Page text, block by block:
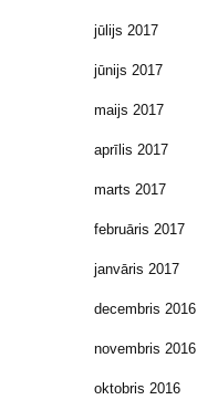
jūlijs 2017
jūnijs 2017
maijs 2017
aprīlis 2017
marts 2017
februāris 2017
janvāris 2017
decembris 2016
novembris 2016
oktobris 2016